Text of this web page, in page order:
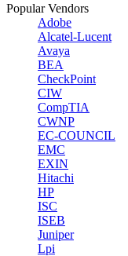
Popular Vendors
Adobe
Alcatel-Lucent
Avaya
BEA
CheckPoint
CIW
CompTIA
CWNP
EC-COUNCIL
EMC
EXIN
Hitachi
HP
ISC
ISEB
Juniper
Lpi